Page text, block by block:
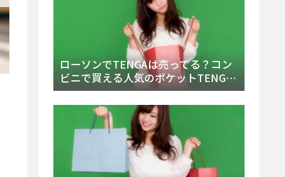
ローソンでTENGAは売ってる？コン
ビニで買える人気のポケットTENGA
とエッグの取り扱い店舗と陳列場所
を徹底解説！